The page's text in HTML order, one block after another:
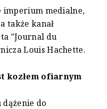
medialne,
także kanał
"Journal du
Louis Hachette.
kozłem ofiarnym
do